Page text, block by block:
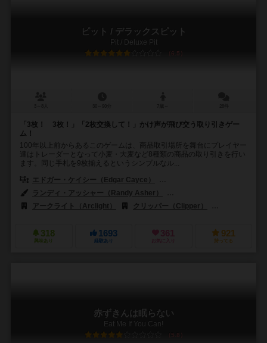
ピット / デラックスピット
Pit / Deluxe Pit
6.5
「3枚！ 3枚！」「2枚交換して！」かけ声が飛び交う取り引きゲー
ム！
100年以上前からあるこのゲームは、商品取引場所を舞台にプレイヤー
達はトレーダーとなって小麦・大麦など8種類の商品の取り引きを行い
ます。同じ手札を9枚揃えるというシンプルなル...
エドガー・ケイシー（Edgar Cayce）
ランディ・アッシャー（Randy Asher）
アークライト（Arclight）
クリッパー（Clipper）
318
興味あり
1693
経験あり
361
お気に入り
921
持ってる
赤ずきんは眠らない
Eat Me If You Can!
5.8